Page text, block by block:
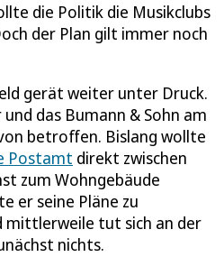
die Politik die Musikclubs
der Plan gilt immer noch
gerät weiter unter Druck.
das Bumann & Sohn am
betroffen. Bislang wollte
Postamt direkt zwischen
zum Wohngebäude
er seine Pläne zu
mittlerweile tut sich an der
nichts.